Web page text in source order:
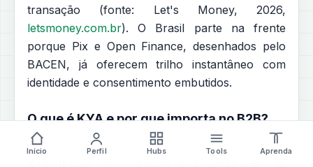
transação (fonte: Let's Money, 2026,
letsmoney.com.br). O Brasil parte na frente
porque Pix e Open Finance, desenhados pelo
BACEN, já oferecem trilho instantâneo com
identidade e consentimento embutidos.
O que é KYA e por que importa no B2B?
Início Perfil Hubs Tools Aprenda